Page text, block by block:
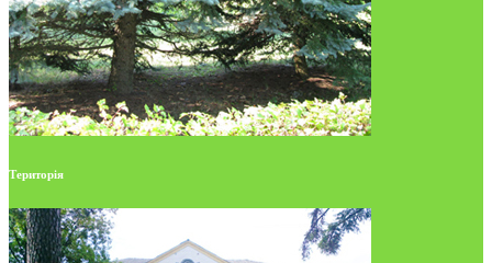
Територія